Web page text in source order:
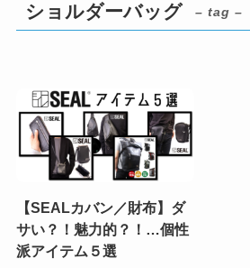
ショルダーバッグ – tag –
【SEALカバン／財布】ダ
サい？！魅力的？！…個性
派アイテム５選